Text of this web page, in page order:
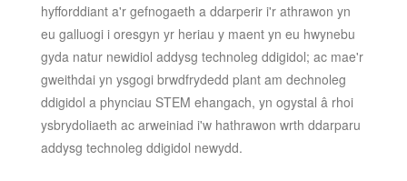
hyfforddiant a'r gefnogaeth a ddarperir i'r athrawon yn
eu galluogi i oresgyn yr heriau y maent yn eu hwynebu
gyda natur newidiol addysg technoleg ddigidol; ac mae'r
gweithdai yn ysgogi brwdfrydedd plant am dechnoleg
ddigidol a phynciau STEM ehangach, yn ogystal â rhoi
ysbrydoliaeth ac arweiniad i'w hathrawon wrth ddarparu
addysg technoleg ddigidol newydd.